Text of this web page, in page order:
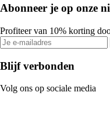
Abonneer je op onze
Profiteer van 10% korting
Blijf verbonden
Volg ons op sociale media